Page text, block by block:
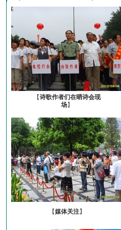
【诗歌作者们在晒诗会现
场】
【媒体关注】